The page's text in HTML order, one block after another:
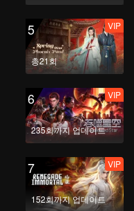
5
총21회
VIP
6
235회까지 업데이트
VIP
7
152회까지 업데이트
VIP